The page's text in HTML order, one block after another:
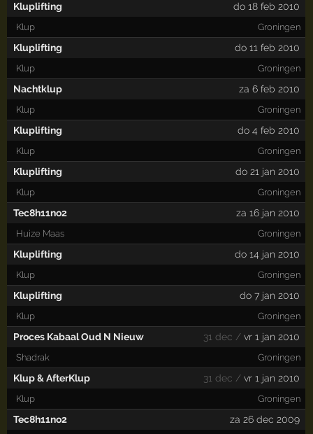
Kluplifting do 18 feb 2010
Klup Groningen
Kluplifting do 11 feb 2010
Klup Groningen
Nachtklup za 6 feb 2010
Klup Groningen
Kluplifting do 4 feb 2010
Klup Groningen
Kluplifting do 21 jan 2010
Klup Groningen
Tec8h11no2 za 16 jan 2010
Huize Maas Groningen
Kluplifting do 14 jan 2010
Klup Groningen
Kluplifting do 7 jan 2010
Klup Groningen
Proces Kabaal Oud N Nieuw 31 dec /vr 1 jan 2010
Shadrak Groningen
Klup & AfterKlup 31 dec /vr 1 jan 2010
Klup Groningen
Tec8h11no2 za 26 dec 2009